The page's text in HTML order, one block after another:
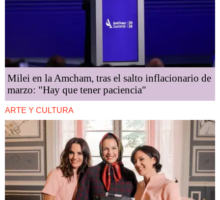
Milei en la Amcham, tras el salto inflacionario de
marzo: "Hay que tener paciencia"
ARTE Y CULTURA